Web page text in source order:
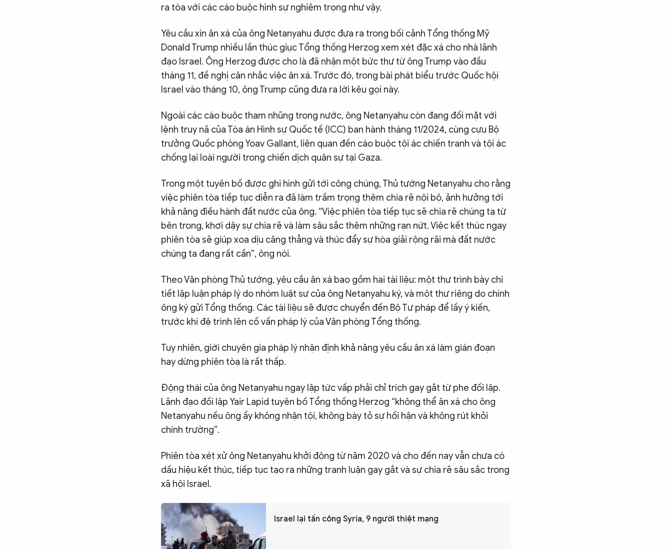
ra tòa với các cáo buộc hình sự nghiêm trọng như vậy.
Yêu cầu xin ân xá của ông Netanyahu được đưa ra trong bối cảnh Tổng thống Mỹ
Donald Trump nhiều lần thúc giục Tổng thống Herzog xem xét đặc xá cho nhà lãnh
đạo Israel. Ông Herzog được cho là đã nhận một bức thư từ ông Trump vào đầu
tháng 11, đề nghị cân nhắc việc ân xá. Trước đó, trong bài phát biểu trước Quốc hội
Israel vào tháng 10, ông Trump cũng đưa ra lời kêu gọi này.
Ngoài các cáo buộc tham nhũng trong nước, ông Netanyahu còn đang đối mặt với
lệnh truy nã của Tòa án Hình sự Quốc tế (ICC) ban hành tháng 11/2024, cùng cựu Bộ
trưởng Quốc phòng Yoav Gallant, liên quan đến cáo buộc tội ác chiến tranh và tội ác
chống lại loài người trong chiến dịch quân sự tại Gaza.
Trong một tuyên bố được ghi hình gửi tới công chúng, Thủ tướng Netanyahu cho rằng
việc phiên tòa tiếp tục diễn ra đã làm trầm trọng thêm chia rẽ nội bộ, ảnh hưởng tới
khả năng điều hành đất nước của ông. “Việc phiên tòa tiếp tục sẽ chia rẽ chúng ta từ
bên trong, khơi dậy sự chia rẽ và làm sâu sắc thêm những rạn nứt. Việc kết thúc ngay
phiên tòa sẽ giúp xoa dịu căng thẳng và thúc đẩy sự hòa giải rộng rãi mà đất nước
chúng ta đang rất cần”, ông nói.
Theo Văn phòng Thủ tướng, yêu cầu ân xá bao gồm hai tài liệu: một thư trình bày chi
tiết lập luận pháp lý do nhóm luật sư của ông Netanyahu ký, và một thư riêng do chính
ông ký gửi Tổng thống. Các tài liệu sẽ được chuyển đến Bộ Tư pháp để lấy ý kiến,
trước khi đệ trình lên cố vấn pháp lý của Văn phòng Tổng thống.
Tuy nhiên, giới chuyên gia pháp lý nhận định khả năng yêu cầu ân xá làm gián đoạn
hay dừng phiên tòa là rất thấp.
Động thái của ông Netanyahu ngay lập tức vấp phải chỉ trích gay gắt từ phe đối lập.
Lãnh đạo đối lập Yair Lapid tuyên bố Tổng thống Herzog “không thể ân xá cho ông
Netanyahu nếu ông ấy không nhận tội, không bày tỏ sự hối hận và không rút khỏi
chính trường”.
Phiên tòa xét xử ông Netanyahu khởi động từ năm 2020 và cho đến nay vẫn chưa có
dấu hiệu kết thúc, tiếp tục tạo ra những tranh luận gay gắt và sự chia rẽ sâu sắc trong
xã hội Israel.
Israel lại tấn công Syria, 9 người thiệt mạng